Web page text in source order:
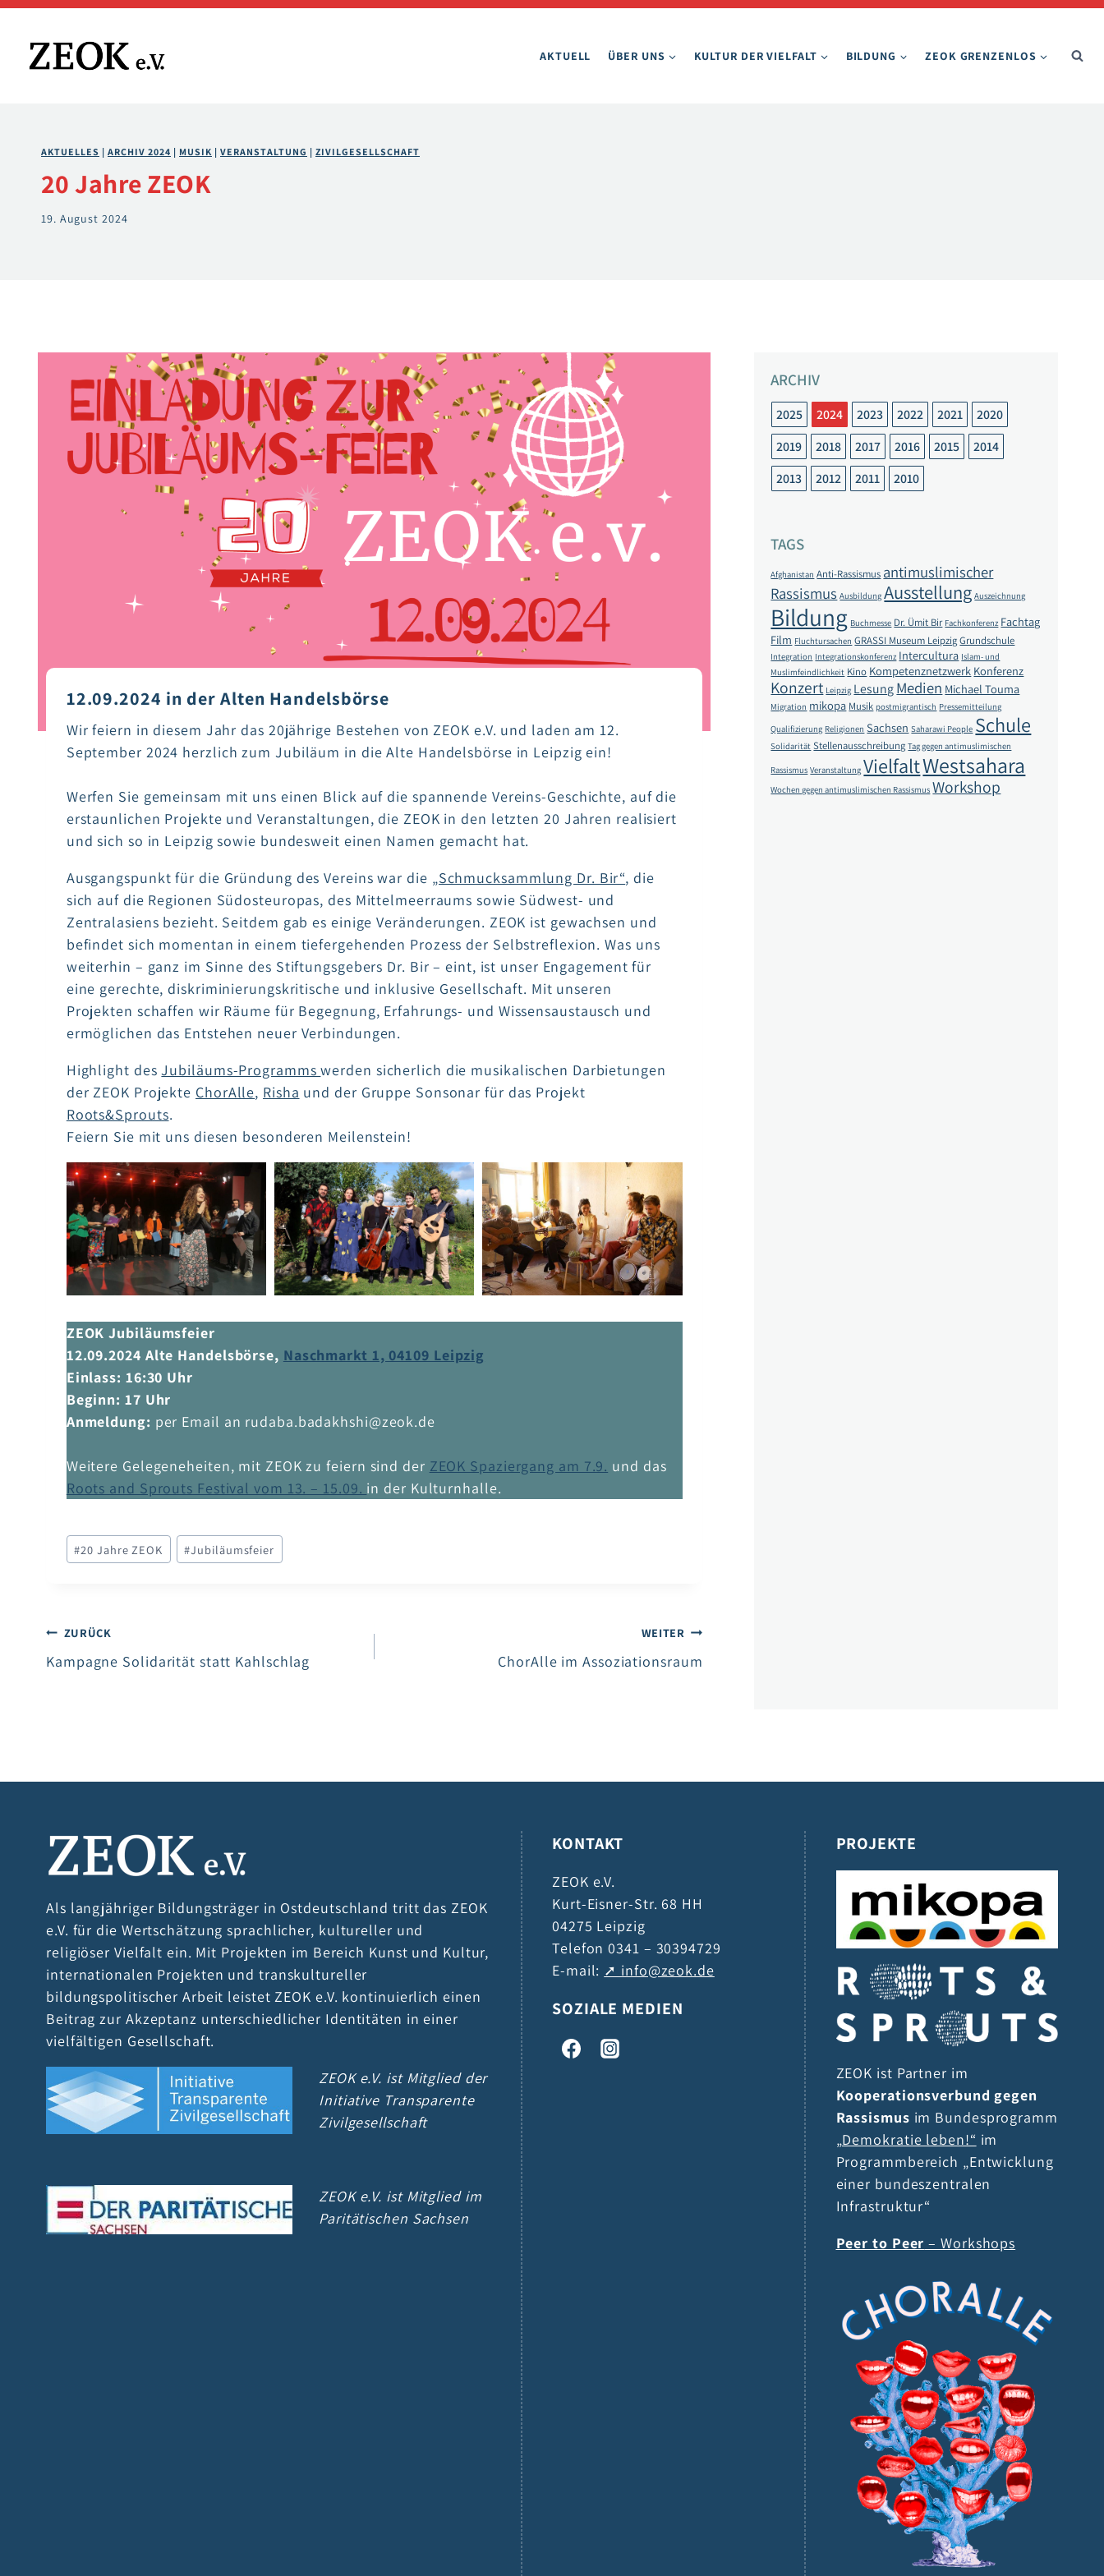
Zum
springen
AKTUELL ÜBER UNS KULTUR DER VIELFALT BILDUNG ZEOK GRENZENLOS
AKTUELLES | ARCHIV 2024 | MUSIK | VERANSTALTUNG | ZIVILGESELLSCHAFT
20 Jahre ZEOK
19. August 2024
12.09.2024 in der Alten Handelsbörse
Wir feiern in diesem Jahr das 20jährige Bestehen von ZEOK e.V. und laden am 12.
September 2024 herzlich zum Jubiläum in die Alte Handelsbörse in Leipzig ein!
Werfen Sie gemeinsam mit uns einen Blick auf die spannende Vereins-Geschichte, auf die
erstaunlichen Projekte und Veranstaltungen, die ZEOK in den letzten 20 Jahren realisiert
und sich so in Leipzig sowie bundesweit einen Namen gemacht hat.
Ausgangspunkt für die Gründung des Vereins war die „Schmucksammlung Dr. Bir“, die
sich auf die Regionen Südosteuropas, des Mittelmeerraums sowie Südwest- und
Zentralasiens bezieht. Seitdem gab es einige Veränderungen. ZEOK ist gewachsen und
befindet sich momentan in einem tiefergehenden Prozess der Selbstreflexion. Was uns
weiterhin – ganz im Sinne des Stiftungsgebers Dr. Bir – eint, ist unser Engagement für
eine gerechte, diskriminierungskritische und inklusive Gesellschaft. Mit unseren
Projekten schaffen wir Räume für Begegnung, Erfahrungs- und Wissensaustausch und
ermöglichen das Entstehen neuer Verbindungen.
Highlight desJubiläums-Programmswerden sicherlich die musikalischen Darbietungen
der ZEOK Projekte ChorAlle, Risha und der Gruppe Sonsonar für das Projekt
Roots&Sprouts.
Feiern Sie mit uns diesen besonderen Meilenstein!
ZEOK Jubiläumsfeier
12.09.2024 Alte Handelsbörse, Naschmarkt 1, 04109 Leipzig
Einlass: 16:30 Uhr
Beginn: 17 Uhr
Anmeldung: per Email an rudaba.badakhshi@zeok.de
Weitere Gelegeneheiten, mit ZEOK zu feiern sind der ZEOK Spaziergang am 7.9. und das
Roots and Sprouts Festival vom 13. – 15.09. in der Kulturnhalle.
Schlagworte:
#20 Jahre ZEOK #Jubiläumsfeier
Beitragsnavigation
ZURÜCK
Kampagne Solidarität statt Kahlschlag
WEITER
ChorAlle im Assoziationsraum
ARCHIV
2025 2024 2023 2022 2021
2020
2019
2018 2017 2016 2015
2014
2013
2012 2011 2010
TAGS
Afghanistan Anti-Rassismus antimuslimischer
Rassismus Ausbildung Ausstellung Auszeichnung
Bildung Buchmesse Dr. Ümit Bir Fachkonferenz Fachtag
Film Fluchtursachen GRASSI Museum Leipzig Grundschule
Integration Integrationskonferenz Intercultura Islam- und
Muslimfeindlichkeit Kino Kompetenznetzwerk Konferenz
Konzert Leipzig LesungMedien Michael Touma
Migration mikopa Musik postmigrantisch Pressemitteilung
Qualifizierung Religionen Sachsen Saharawi People Schule
Solidarität Stellenausschreibung Tag gegen antimuslimischen
Rassismus Veranstaltung VielfaltWestsahara
Wochen gegen antimuslimischen Rassismus Workshop
Als langjähriger Bildungsträger in Ostdeutschland tritt das ZEOK
e.V. für die Wertschätzung sprachlicher, kultureller und
religiöser Vielfalt ein. Mit Projekten im Bereich Kunst und Kultur,
internationalen Projekten und transkultureller
bildungspolitischer Arbeit leistet ZEOK e.V. kontinuierlich einen
Beitrag zur Akzeptanz unterschiedlicher Identitäten in einer
vielfältigen Gesellschaft.
ZEOK e.V. ist Mitglied der
Initiative Transparente
Zivilgesellschaft
ZEOK e.V. ist Mitglied im
Paritätischen Sachsen
KONTAKT
ZEOK e.V.
Kurt-Eisner-Str. 68 HH
04275 Leipzig
Telefon 0341 – 30394729
E-mail:
info@zeok.de
SOZIALE MEDIEN
PROJEKTE
ZEOK ist Partner im
Kooperationsverbund gegen
Rassismus im Bundesprogramm
„Demokratie leben!“ im
Programmbereich „Entwicklung
einer bundeszentralen
Infrastruktur“
Peer to Peer – Workshops